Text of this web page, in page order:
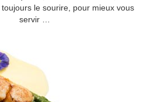
le sourire, pour mieux vous
servir …